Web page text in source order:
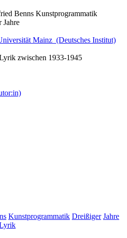
Benns Kunstprogrammatik
Jahre
Mainz (Deutsches Institut)
zwischen 1933-1945
Kunstprogrammatik Dreißiger Jahre